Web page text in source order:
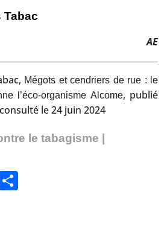
Tabac
AE
Mégots et cendriers de rue : le
l’éco-organisme Alcome, publié
le 24 juin 2024
le tabagisme |
Email